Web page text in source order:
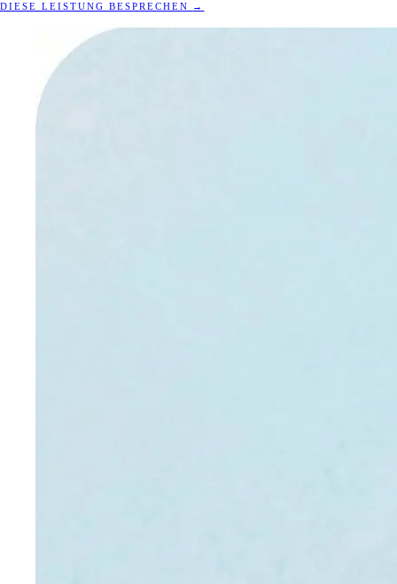
DIESE LEISTUNG BESPRECHEN →